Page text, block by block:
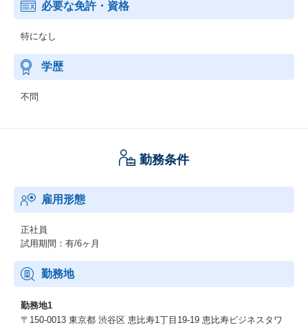
必要な免許・資格
特になし
学歴
不問
勤務条件
雇用形態
正社員
試用期間：有/6ヶ月
勤務地
勤務地1
〒150-0013 東京都 渋谷区 恵比寿1丁目19-19 恵比寿ビジネスタワ